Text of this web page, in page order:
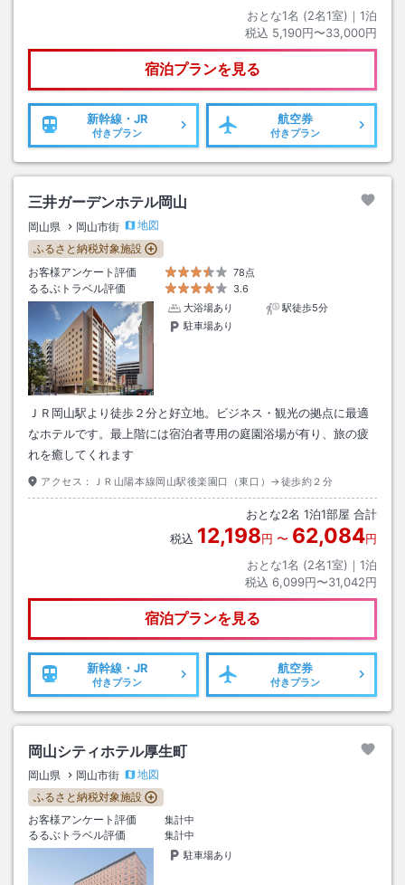
おとな1名 (2名1室)｜ 1泊
税込 5,190円〜33,000円
宿泊プランを見る
新幹線・JR
付きプラン
航空券
付きプラン
三井ガーデンホテル岡山
岡山県 岡山市街
地図
ふるさと納税対象施設
お客様アンケート評価
78点
るるぶトラベル評価
3.6
大浴場あり
駅徒歩5分
駐車場あり
ＪＲ岡山駅より徒歩２分と好立地。ビジネス・観光の拠点に最適
なホテルです。最上階には宿泊者専用の庭園浴場が有り、旅の疲
れを癒してくれます
アクセス： ＪＲ山陽本線岡山駅後楽園口（東口）→徒歩約２分
おとな2名 1泊1部屋 合計
税込 12,198円 〜 62,084円
おとな1名 (2名1室)｜ 1泊
税込 6,099円〜31,042円
宿泊プランを見る
新幹線・JR
付きプラン
航空券
付きプラン
岡山シティホテル厚生町
岡山県 岡山市街
地図
ふるさと納税対象施設
お客様アンケート評価
集計中
るるぶトラベル評価
集計中
駐車場あり